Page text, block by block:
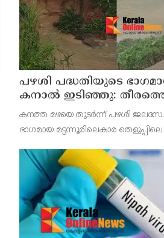
പഴശി പദ്ധതിയുടെ
കനാൽ ഇടിഞ്ഞു:
കുടുംബങ്ങളെ മാറ്റി
കനത്ത മഴയെ തുടർന്ന് പഴശി
ഭാഗമായ മട്ടന്നൂരിലെകാര